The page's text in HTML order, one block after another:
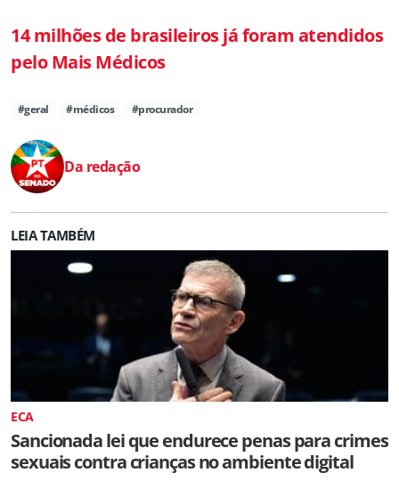
14 milhões de brasileiros já foram atendidos
pelo Mais Médicos
#geral #médicos #procurador
Da redação
LEIA TAMBÉM
ECA
Sancionada lei que endurece penas para crimes
sexuais contra crianças no ambiente digital